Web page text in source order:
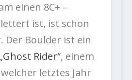
einen 8C+ –
ist, ist schon
Der Boulder ist ein
„Ghost Rider“, einem
letztes Jahr